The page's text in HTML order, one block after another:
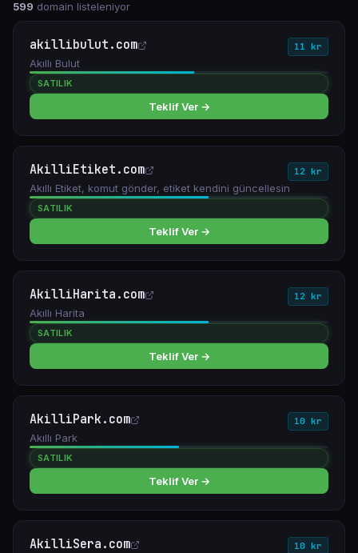
599 domain listeleniyor
akillibulut.com 11 kr
Akıllı Bulut
SATILIK
Teklif Ver →
AkilliEtiket.com 12 kr
Akıllı Etiket, komut gönder, etiket kendini güncellesin
SATILIK
Teklif Ver →
AkilliHarita.com 12 kr
Akıllı Harita
SATILIK
Teklif Ver →
AkilliPark.com 10 kr
Akıllı Park
SATILIK
Teklif Ver →
AkilliSera.com 10 kr